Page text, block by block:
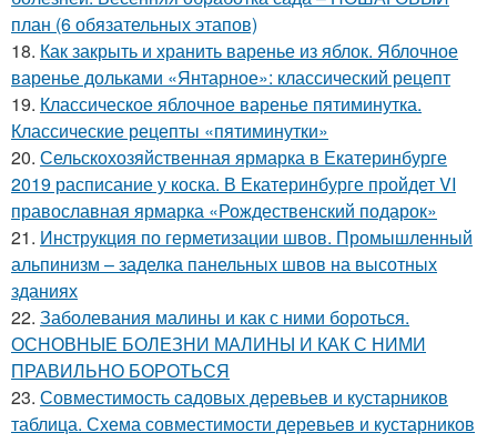
план (6 обязательных этапов)
18. Как закрыть и хранить варенье из яблок. Яблочное
варенье дольками «Янтарное»: классический рецепт
19. Классическое яблочное варенье пятиминутка.
Классические рецепты «пятиминутки»
20. Сельскохозяйственная ярмарка в Екатеринбурге
2019 расписание у коска. В Екатеринбурге пройдет VI
православная ярмарка «Рождественский подарок»
21. Инструкция по герметизации швов. Промышленный
альпинизм – заделка панельных швов на высотных
зданиях
22. Заболевания малины и как с ними бороться.
ОСНОВНЫЕ БОЛЕЗНИ МАЛИНЫ И КАК С НИМИ
ПРАВИЛЬНО БОРОТЬСЯ
23. Совместимость садовых деревьев и кустарников
таблица. Схема совместимости деревьев и кустарников